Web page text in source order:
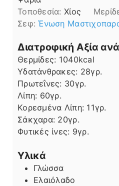
Τοποθεσία: Χίος
Σεφ:Ένωση
Διατροφική Αξία
Θερμίδες: 1040kcal
Υδατάνθρακες: 28γρ.
Πρωτεΐνες: 30γρ.
Λίπη
Λίπη: 60γρ.
Κορεσμένα Λίπη: 11γρ.
Σάκχαρα: 20γρ.
Φυτικές ίνες: 9γρ.
Υλικά
Γλώσσα
Ελαιόλαδο